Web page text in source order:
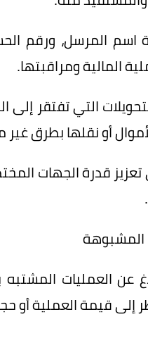
اسم المرسل، ورقم
المالية ومراقبتها.
التي تفتقر
أو نقلها بطرق
قدرة الجهات
المشبوهة
عن العمليات
إلى قيمة العملية أو